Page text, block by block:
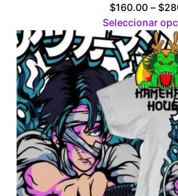
$160.00 – $
Seleccionar